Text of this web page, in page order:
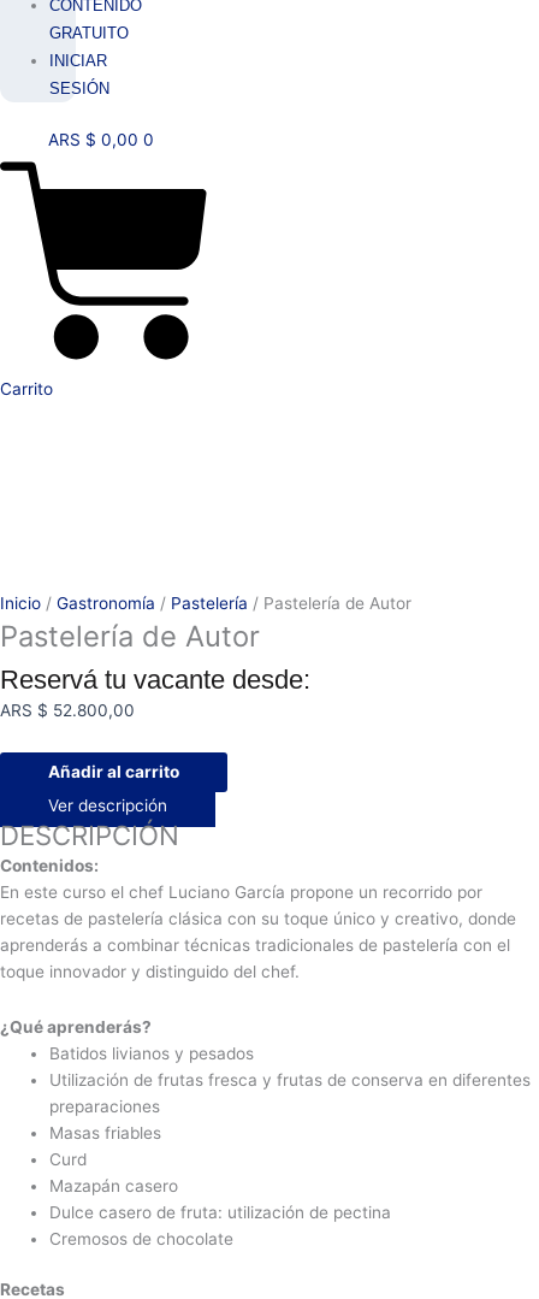
CONTENIDO
GRATUITO
INICIAR
SESIÓN
ARS $ 0,00 0
Carrito
Inicio / Gastronomía / Pastelería / Pastelería de Autor
Pastelería de Autor
Reservá tu vacante desde:
ARS $ 52.800,00
Añadir al carrito
Ver descripción
DESCRIPCIÓN
Contenidos:
En este curso el chef Luciano García propone un recorrido por
recetas de pastelería clásica con su toque único y creativo, donde
aprenderás a combinar técnicas tradicionales de pastelería con el
toque innovador y distinguido del chef.
¿Qué aprenderás?
Batidos livianos y pesados
Utilización de frutas fresca y frutas de conserva en diferentes
preparaciones
Masas friables
Curd
Mazapán casero
Dulce casero de fruta: utilización de pectina
Cremosos de chocolate
Recetas